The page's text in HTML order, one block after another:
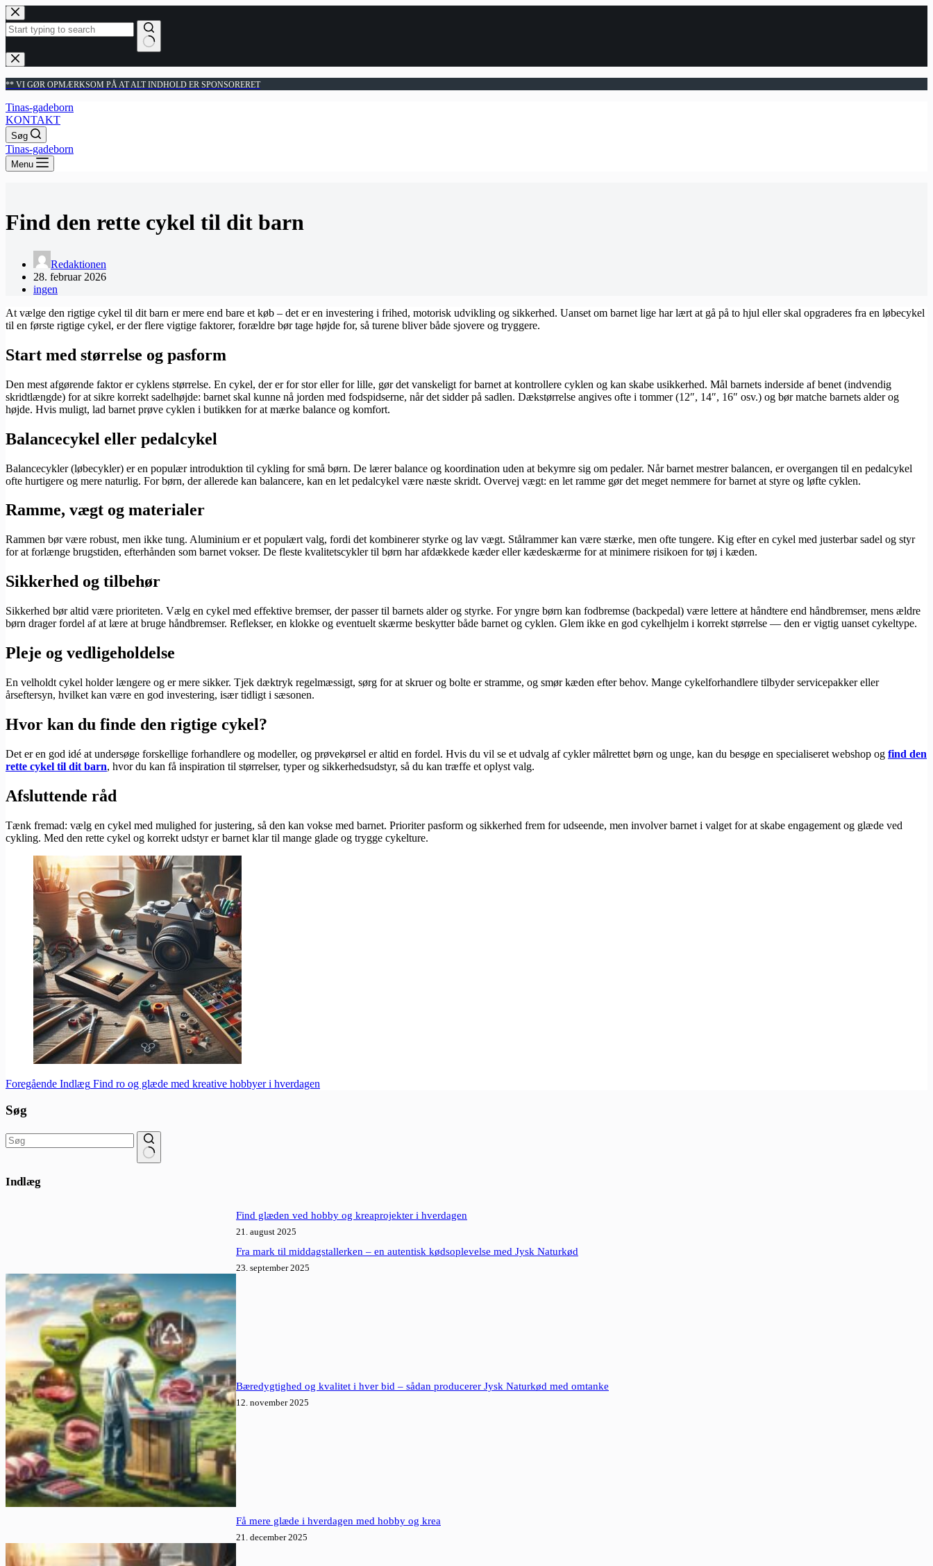
Fortsæt
til
indhold
Ingen
resultater
** VI GØR OPMÆRKSOM PÅ AT ALT INDHOLD ER SPONSORERET
Tinas-gadeborn
KONTAKT
Søg
Tinas-gadeborn
Menu
Find den rette cykel til dit barn
Redaktionen
28. februar 2026
ingen
At vælge den rigtige cykel til dit barn er mere end bare et køb – det er en investering i frihed, motorisk udvikling og sikkerhed. Uanset om barnet lige har lært at gå på to hjul eller skal opgraderes fra en løbecykel
til en første rigtige cykel, er der flere vigtige faktorer, forældre bør tage højde for, så turene bliver både sjovere og tryggere.
Start med størrelse og pasform
Den mest afgørende faktor er cyklens størrelse. En cykel, der er for stor eller for lille, gør det vanskeligt for barnet at kontrollere cyklen og kan skabe usikkerhed. Mål barnets inderside af benet (indvendig
skridtlængde) for at sikre korrekt sadelhøjde: barnet skal kunne nå jorden med fodspidserne, når det sidder på sadlen. Dækstørrelse angives ofte i tommer (12″, 14″, 16″ osv.) og bør matche barnets alder og
højde. Hvis muligt, lad barnet prøve cyklen i butikken for at mærke balance og komfort.
Balancecykel eller pedalcykel
Balancecykler (løbecykler) er en populær introduktion til cykling for små børn. De lærer balance og koordination uden at bekymre sig om pedaler. Når barnet mestrer balancen, er overgangen til en pedalcykel
ofte hurtigere og mere naturlig. For børn, der allerede kan balancere, kan en let pedalcykel være næste skridt. Overvej vægt: en let ramme gør det meget nemmere for barnet at styre og løfte cyklen.
Ramme, vægt og materialer
Rammen bør være robust, men ikke tung. Aluminium er et populært valg, fordi det kombinerer styrke og lav vægt. Stålrammer kan være stærke, men ofte tungere. Kig efter en cykel med justerbar sadel og styr
for at forlænge brugstiden, efterhånden som barnet vokser. De fleste kvalitetscykler til børn har afdækkede kæder eller kædeskærme for at minimere risikoen for tøj i kæden.
Sikkerhed og tilbehør
Sikkerhed bør altid være prioriteten. Vælg en cykel med effektive bremser, der passer til barnets alder og styrke. For yngre børn kan fodbremse (backpedal) være lettere at håndtere end håndbremser, mens ældre
børn drager fordel af at lære at bruge håndbremser. Reflekser, en klokke og eventuelt skærme beskytter både barnet og cyklen. Glem ikke en god cykelhjelm i korrekt størrelse — den er vigtig uanset cykeltype.
Pleje og vedligeholdelse
En velholdt cykel holder længere og er mere sikker. Tjek dæktryk regelmæssigt, sørg for at skruer og bolte er stramme, og smør kæden efter behov. Mange cykelforhandlere tilbyder servicepakker eller
årseftersyn, hvilket kan være en god investering, især tidligt i sæsonen.
Hvor kan du finde den rigtige cykel?
Det er en god idé at undersøge forskellige forhandlere og modeller, og prøvekørsel er altid en fordel. Hvis du vil se et udvalg af cykler målrettet børn og unge, kan du besøge en specialiseret webshop og find den
rette cykel til dit barn, hvor du kan få inspiration til størrelser, typer og sikkerhedsudstyr, så du kan træffe et oplyst valg.
Afsluttende råd
Tænk fremad: vælg en cykel med mulighed for justering, så den kan vokse med barnet. Prioriter pasform og sikkerhed frem for udseende, men involver barnet i valget for at skabe engagement og glæde ved
cykling. Med den rette cykel og korrekt udstyr er barnet klar til mange glade og trygge cykelture.
Foregående Indlæg Find ro og glæde med kreative hobbyer i hverdagen
Søg
resultater
Indlæg
Find glæden ved hobby og kreaprojekter i hverdagen
21. august 2025
Fra mark til middagstallerken – en autentisk kødsoplevelse med Jysk Naturkød
23. september 2025
Bæredygtighed og kvalitet i hver bid – sådan producerer Jysk Naturkød med omtanke
12. november 2025
Få mere glæde i hverdagen med hobby og krea
21. december 2025